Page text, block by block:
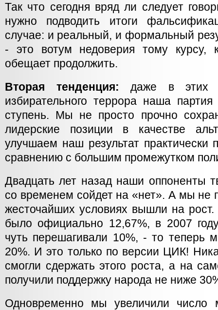
Так что сегодня вряд ли следует
нужно подводить итоги
случае: и реальный, и формальный
- это вотум недоверия тому курсу,
обещает продолжить.
Вторая тенденция: даже в этих
избирательного террора наша
ступень. Мы не просто прочно
лидерские позиции в качестве
улучшаем наш результат практически
сравнению с большим промежутком
Двадцать лет назад наши оппоненты
со временем сойдет на «нет». А мы не
жесточайших условиях вышли на
было официально 12,67%, в 2007
чуть перешагивали 10%, - то теперь
20%. И это только по версии ЦИК!
смогли сдержать этого роста, а на
получили поддержку народа не ниже
Одновременно мы увеличили